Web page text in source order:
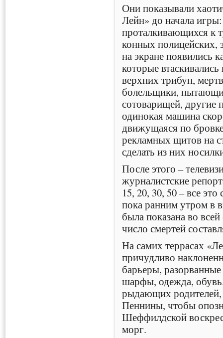
Они показывали
Лейн» до начала
проталкивающихся к
конных полицейских,
на экране появились
которые
верхних трибун,
болельщики,
сотоварищей, другие
одинокая машина
движущаяся по
рекламных щитов на
сделать из них
После этого –
журналистские
15, 20, 30, 50 – все
пока ранним утром в
была показана во
число смертей
На самих террасах
причудливо
барьеры,
шарфы, одежда,
рыдающих родителей,
Пеннины, чтобы
Шеффилдской
морг.